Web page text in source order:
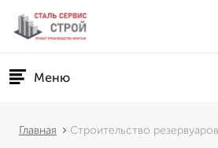
Меню
Главная Строительство